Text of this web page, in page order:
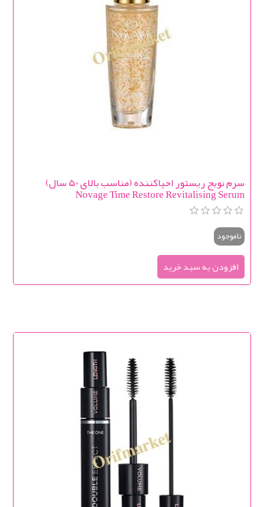
سرم نویج ریستور احیاکننده (مناسب بالای 50 سال)
Novage Time Restore Revitalising Serum
ناموجود